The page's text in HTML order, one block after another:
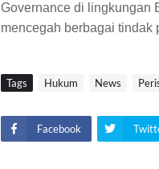
Governance di lingkungan
mencegah berbagai tindak
Tags Hukum News
Facebook